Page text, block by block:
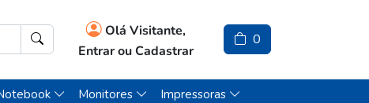
Olá Visitante,
Entrar ou Cadastrar
0
Monitores
Impressoras